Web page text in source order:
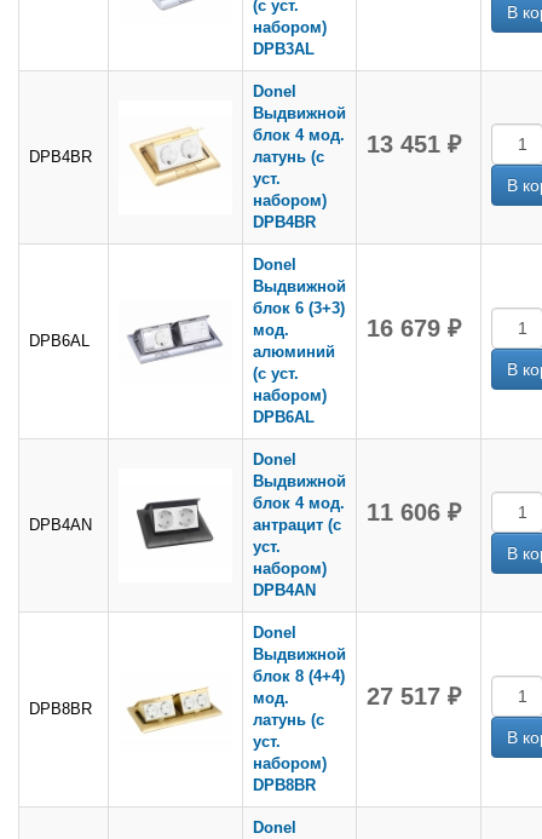
(с уст.
набором)
DPB3AL
DPB4BR
Donel
Выдвижной
блок 4 мод.
латунь (с
уст.
набором)
DPB4BR
13 451 ₽
DPB6AL
Donel
Выдвижной
блок 6 (3+3)
мод.
алюминий
(с уст.
набором)
DPB6AL
16 679 ₽
DPB4AN
Donel
Выдвижной
блок 4 мод.
антрацит (с
уст.
набором)
DPB4AN
11 606 ₽
DPB8BR
Donel
Выдвижной
блок 8 (4+4)
мод.
латунь (с
уст.
набором)
DPB8BR
27 517 ₽
Donel